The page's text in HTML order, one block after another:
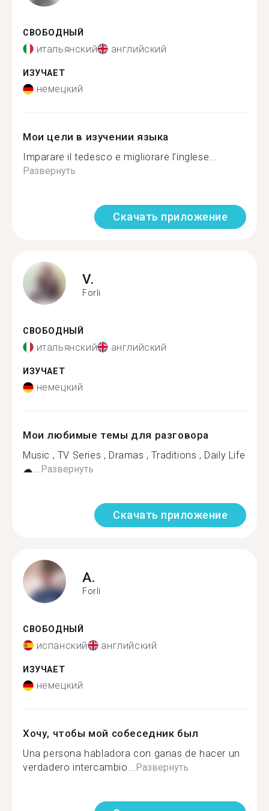
СВОБОДНЫЙ
итальянский английский
ИЗУЧАЕТ
немецкий
Мои цели в изучении языка
Imparare il tedesco e migliorare l’inglese...
Развернуть
Скачать приложение
V.
Forli
СВОБОДНЫЙ
итальянский английский
ИЗУЧАЕТ
немецкий
Мои любимые темы для разговора
Music , TV Series , Dramas , Traditions , Daily Life
☁...Развернуть
Скачать приложение
A.
Forli
СВОБОДНЫЙ
испанский английский
ИЗУЧАЕТ
немецкий
Хочу, чтобы мой собеседник был
Una persona habladora con ganas de hacer un
verdadero intercambio...Развернуть